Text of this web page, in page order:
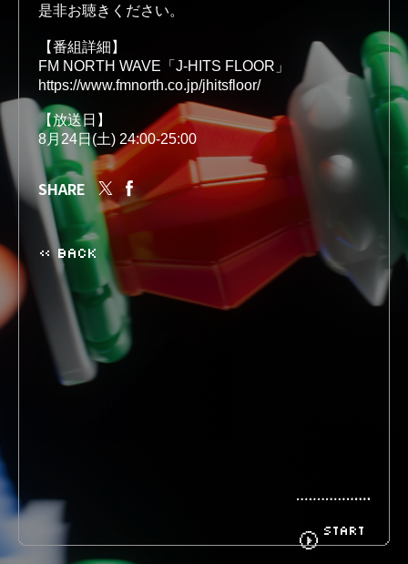
LIVE DISCOGRAPHY
BIOGRAPHY
FANCLUB CONTACT
START
是非お聴きください。
【番組詳細】
https://www.fmnorth.co.jp/jhitsfloor/
【放送日】
SHARE
« BACK